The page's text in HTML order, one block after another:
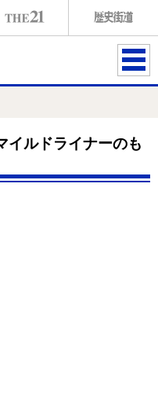
ME
イルドライナーのも